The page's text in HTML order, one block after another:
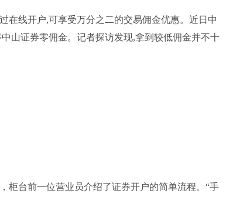
在线开户,可享受万分之二的交易佣金优惠。近日中
山证券零佣金。记者探访发现,拿到较低佣金并不十
柜台前一位营业员介绍了证券开户的简单流程。“手